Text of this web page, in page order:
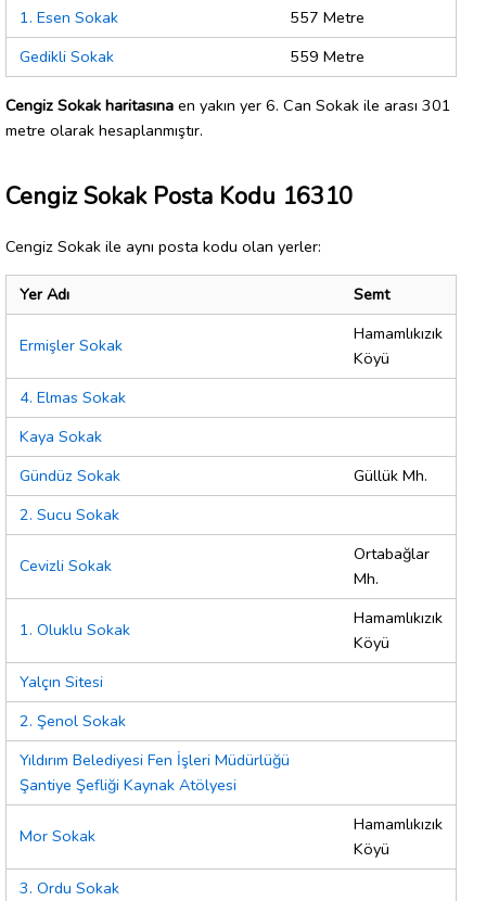
1. Esen Sokak
557 Metre
Gedikli Sokak
559 Metre
Cengiz Sokak haritasına en yakın yer 6. Can Sokak ile arası 301
metre olarak hesaplanmıştır.
Cengiz Sokak Posta Kodu 16310
Cengiz Sokak ile aynı posta kodu olan yerler:
Yer Adı Semt
Ermişler Sokak
Hamamlıkızık
Köyü
4. Elmas Sokak
Kaya Sokak
Gündüz Sokak
Güllük Mh.
2. Sucu Sokak
Cevizli Sokak
Ortabağlar
Mh.
1. Oluklu Sokak
Hamamlıkızık
Köyü
Yalçın Sitesi
2. Şenol Sokak
Yıldırım Belediyesi Fen İşleri Müdürlüğü
Şantiye Şefliği Kaynak Atölyesi
Mor Sokak
Hamamlıkızık
Köyü
3. Ordu Sokak